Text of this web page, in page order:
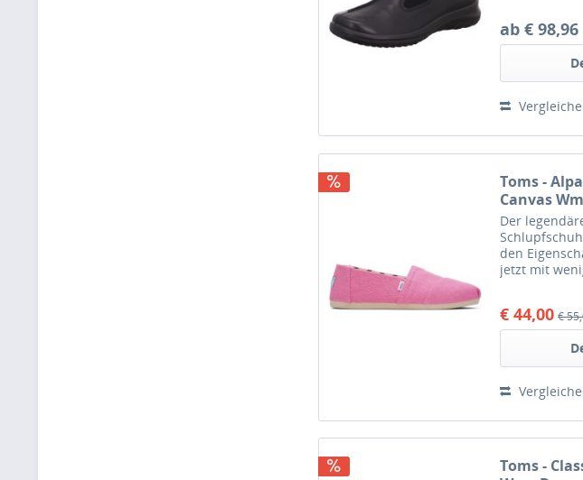
Funktionalität
Design
ab € 98,96
Toms -
Canvas
Espadrilles
Der
den
jetzt mit
Obermaterial
Canvas ist
€ 44,00 €
Toms -